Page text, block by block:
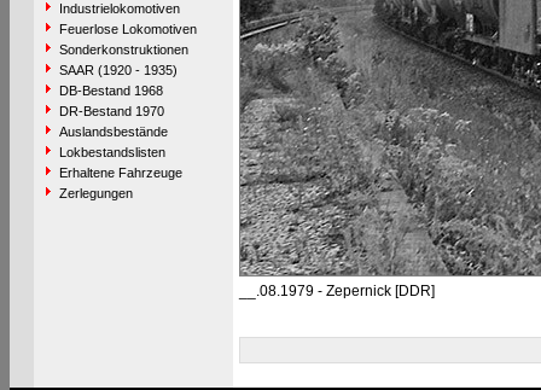
Industrielokomotiven
Feuerlose Lokomotiven
Sonderkonstruktionen
SAAR (1920 - 1935)
DB-Bestand 1968
DR-Bestand 1970
Auslandsbestände
Lokbestandslisten
Erhaltene Fahrzeuge
Zerlegungen
__.08.1979 - Zepernick [DDR]